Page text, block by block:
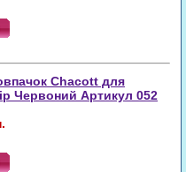
Chacott для
Червоний Артикул 052